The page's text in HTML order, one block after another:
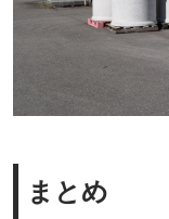
まとめ